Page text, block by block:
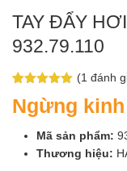
TAY ĐẨY
932.79.110
dựa trên
đánh giá
(1 đánh
Ngừng
Mã sản phẩm:
Thương hiệu: